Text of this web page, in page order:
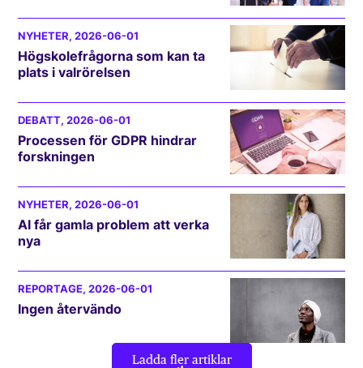
NYHETER, 2026-06-01
Högskolefrågorna som kan ta
plats i valrörelsen
DEBATT, 2026-06-01
Processen för GDPR hindrar
forskningen
NYHETER, 2026-06-01
AI får gamla problem att verka
nya
REPORTAGE, 2026-06-01
Ingen återvändo
Ladda fler artiklar